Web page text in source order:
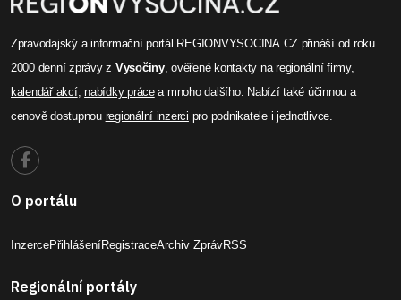
Zpravodajský a informační portál REGIONVYSOCINA.CZ přináší od roku
2000 denní zprávyz Vysočiny, ověřené kontakty na regionální firmy,
kalendář akcí,nabídky prácea mnoho dalšího. Nabízí také účinnou a
cenově dostupnou regionální inzerci pro podnikatele i jednotlivce.
O portálu
InzercePřihlášeníRegistraceArchiv ZprávRSS
Regionální portály